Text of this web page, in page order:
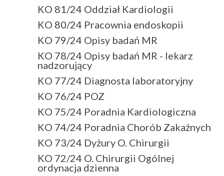
KO 81/24 Oddział Kardiologii
KO 80/24 Pracownia endoskopii
KO 79/24 Opisy badań MR
KO 78/24 Opisy badań MR - lekarz
nadzorujący
KO 77/24 Diagnosta laboratoryjny
KO 76/24 POZ
KO 75/24 Poradnia Kardiologiczna
KO 74/24 Poradnia Chorób Zakaźnych
KO 73/24 Dyżury O. Chirurgii
KO 72/24 O. Chirurgii Ogólnej
ordynacja dzienna